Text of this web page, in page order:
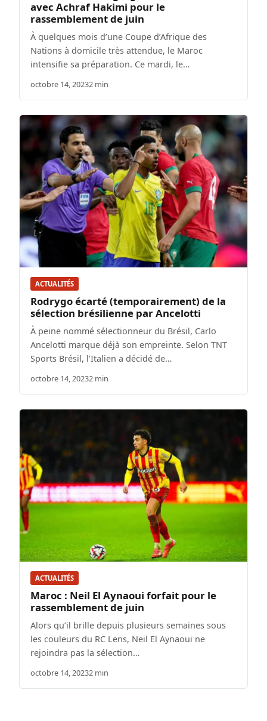
avec Achraf Hakimi pour le
rassemblement de juin
À quelques mois d’une Coupe d’Afrique des
Nations à domicile très attendue, le Maroc
intensifie sa préparation. Ce mardi, le…
octobre 14, 20232 min
ACTUALITÉS
Rodrygo écarté (temporairement) de la
sélection brésilienne par Ancelotti
À peine nommé sélectionneur du Brésil, Carlo
Ancelotti marque déjà son empreinte. Selon TNT
Sports Brésil, l’Italien a décidé de…
octobre 14, 20232 min
ACTUALITÉS
Maroc : Neil El Aynaoui forfait pour le
rassemblement de juin
Alors qu’il brille depuis plusieurs semaines sous
les couleurs du RC Lens, Neil El Aynaoui ne
rejoindra pas la sélection…
octobre 14, 20232 min